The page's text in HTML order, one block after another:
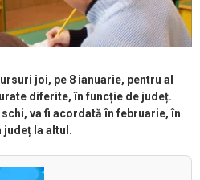
joi, pe 8 ianuarie, pentru al
diferite, în funcție de județ.
va fi acordată în februarie, în
județ la altul.